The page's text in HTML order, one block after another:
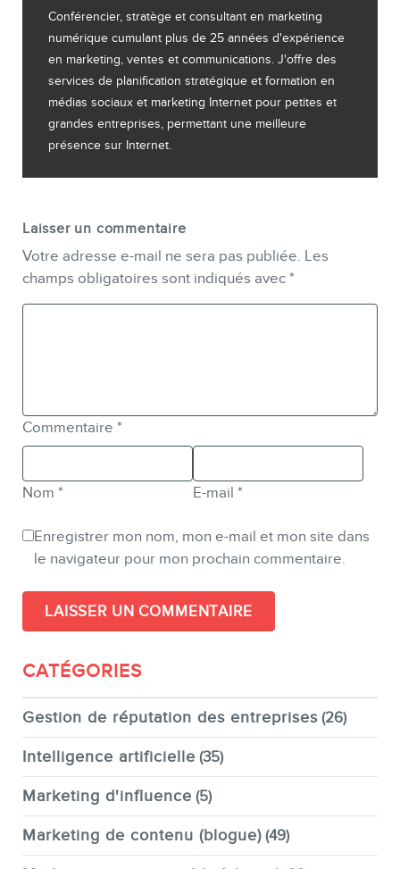
Conférencier, stratège et consultant en marketing
numérique cumulant plus de 25 années d'expérience
en marketing, ventes et communications. J'offre des
services de planification stratégique et formation en
médias sociaux et marketing Internet pour petites et
grandes entreprises, permettant une meilleure
présence sur Internet.
Laisser un commentaire
Votre adresse e-mail ne sera pas publiée. Les
champs obligatoires sont indiqués avec *
Commentaire *
Nom * E-mail *
Enregistrer mon nom, mon e-mail et mon site dans
le navigateur pour mon prochain commentaire.
CATÉGORIES
Gestion de réputation des entreprises (26)
Intelligence artificielle (35)
Marketing d'influence (5)
Marketing de contenu (blogue) (49)